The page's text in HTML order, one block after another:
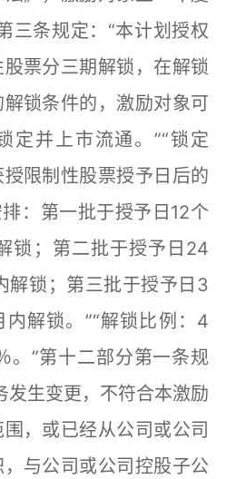
三条规定：“本计划授权
票分三期解锁，在解锁
锁条件的，激励对象可
定并上市流通。”“锁定
限制性股票授予日后的
：第一批于授予日12个
锁；第二批于授予日24
解锁；第三批于授予日3
解锁。”“解锁比例：4
”第十二部分第一条规
发生变更，不符合本激励
，或已经从公司或公司
与公司或公司控股子公